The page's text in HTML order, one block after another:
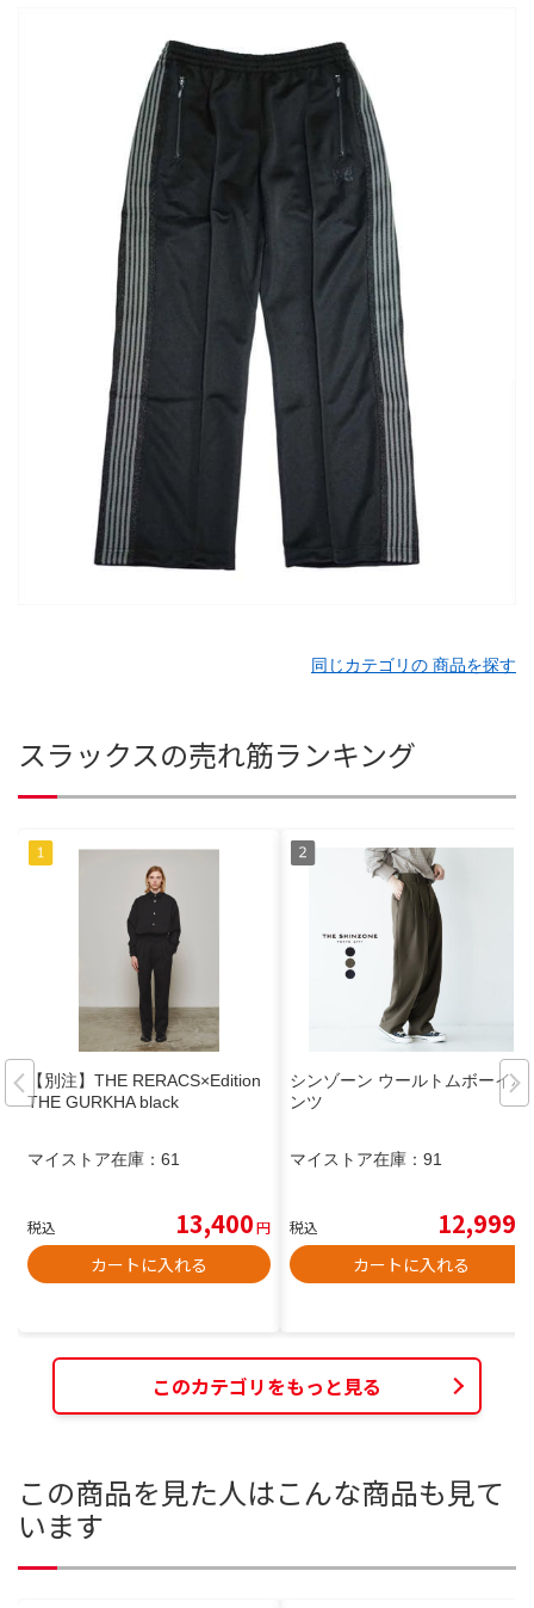
同じカテゴリの 商品を探す
スラックスの売れ筋ランキング
【別注】THE RERACS×Edition
THE GURKHA black
マイストア在庫： 61
税込 13,400円
カートに入れる
シンゾーン ウールトムボーイパ
ンツ
マイストア在庫： 91
税込 12,999
カートに入れる
このカテゴリをもっと見る
この商品を見た人はこんな商品も見て
います